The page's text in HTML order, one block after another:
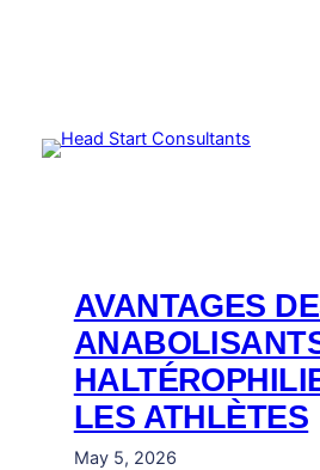
AVANTAGES
LES ATHLÈTES
May 5, 2026